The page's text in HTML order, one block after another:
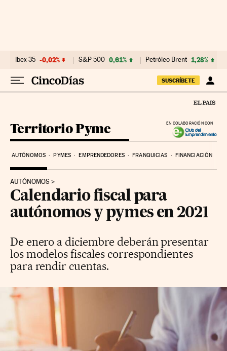
Ibex 35 -0,02% S&P 500 0,61% Petróleo Brent 1,28%
SUSCRÍBETE
EN COLABORACIÓN CON
Territorio Pyme
AUTÓNOMOS PYMES EMPRENDEDORES FRANQUICIAS FINANCIACIÓN
AUTÓNOMOS
Calendario fiscal para
autónomos y pymes en 2021
De enero a diciembre deberán presentar
los modelos fiscales correspondientes
para rendir cuentas.